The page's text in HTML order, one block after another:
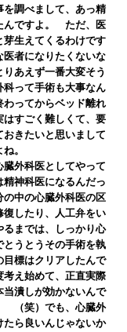
調べまして、あっ精
んですよ。 ただ、医
生えてくるわけです
者になりたくないな
あえず一番大変そう
って手術も大事なん
ってからベッド離れ
すごく難しくて、要
きたいと思いまして
。
外科医としてやって
神科医になるんだっ
中の心臓外科医の区
したり、人工弁をい
までは、しっかり心
うとうその手術を執
目標はクリアしたんで
え始めて、正直実際
潰しが効かないんで
（笑）でも、心臓外
ら良いんじゃないか